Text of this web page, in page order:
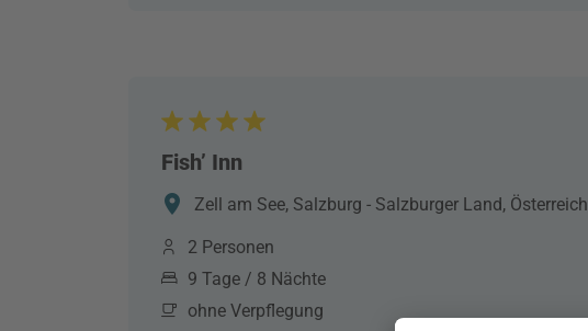
Fish’ Inn
Zell am See, Salzburg - Salzburger Land, Österreich
2 Personen
9 Tage / 8 Nächte
ohne Verpflegung